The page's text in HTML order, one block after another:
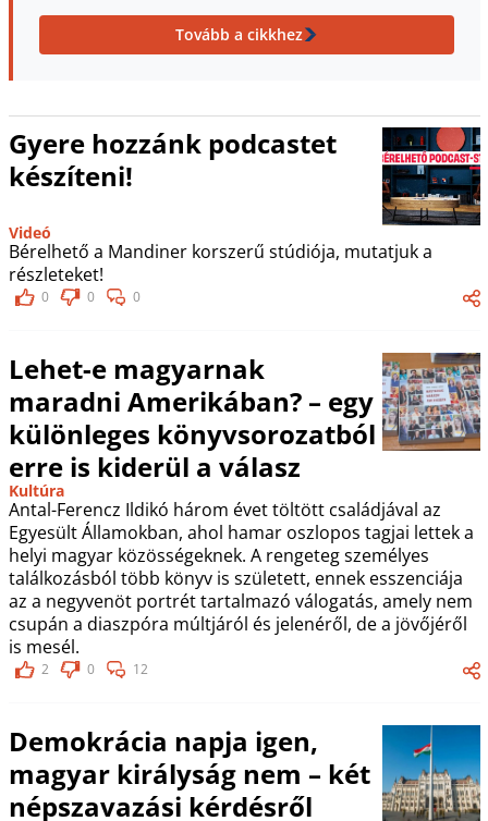
Tovább a cikkhez
Gyere hozzánk podcastet
készíteni!
Videó
Bérelhető a Mandiner korszerű stúdiója, mutatjuk a
részleteket!
0 0 0
Lehet-e magyarnak
maradni Amerikában? – egy
különleges könyvsorozatból
erre is kiderül a válasz
Kultúra
Antal-Ferencz Ildikó három évet töltött családjával az
Egyesült Államokban, ahol hamar oszlopos tagjai lettek a
helyi magyar közösségeknek. A rengeteg személyes
találkozásból több könyv is született, ennek esszenciája
az a negyvenöt portrét tartalmazó válogatás, amely nem
csupán a diaszpóra múltjáról és jelenéről, de a jövőjéről
is mesél.
2 0 12
Demokrácia napja igen,
magyar királyság nem – két
népszavazási kérdésről